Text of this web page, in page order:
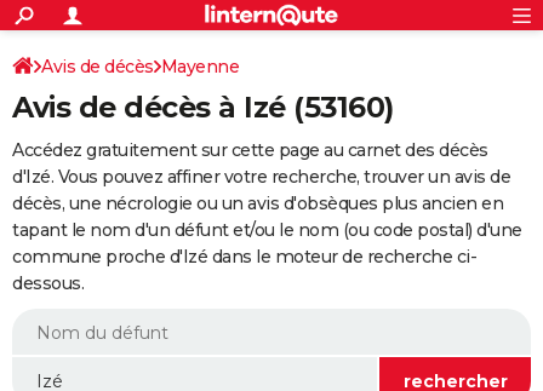
ACTUALITÉS
Politique
Société
Faits Divers
Education
Monde
Villes
+
SPORT
Coupe du monde 2026
Football
Tennis
Cyclisme
Rugby
Forum
Programme TV
TNT
Streaming
Cinéma
Sorties cinéma
Musique
+
FINANCE
Retraite
Epargne
Immobilier
Risques naturels par ville
Assurance
AUTO
Essais
Réserver un essai
Citadines
Berlines
SUV
Forum auto
+
HIGH-TECH
BRICOLAGE
WEEK-END
Avis de décès Mayenne
Avis de décès à Izé (53160)
Accédez gratuitement sur cette page au carnet des décès
d'Izé. Vous pouvez affiner votre recherche, trouver un avis de
décès, une nécrologie ou un avis d'obsèques plus ancien en
tapant le nom d'un défunt et/ou le nom (ou code postal) d'une
commune proche d'Izé dans le moteur de recherche ci-
dessous.